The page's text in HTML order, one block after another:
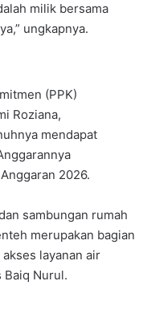
milik bersama
ungkapnya.
(PPK)
Roziana,
mendapat
2026.
sambungan rumah
merupakan bagian
layanan air
Baiq Nurul.